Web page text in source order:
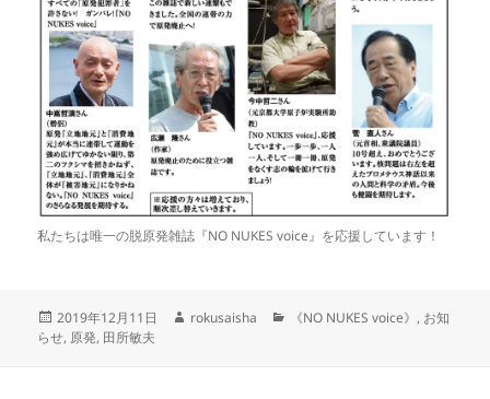
私たちは唯一の脱原発雑誌『NO NUKES voice』を応援しています！
投
稿
2019年12月11日
作
rokusaisha
カ《NO NUKES voice》 , お知
らせ, 原発, 田所敏夫